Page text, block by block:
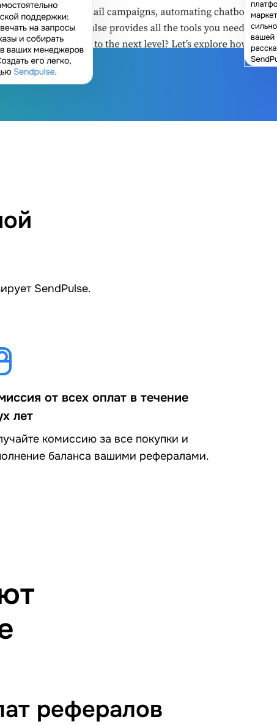
SendPulse.
от всех оплат в течение
лет
комиссию за все покупки и
баланса вашими рефералами.
рефералов